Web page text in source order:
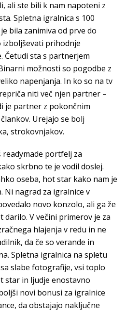
ali ste bili k nam napoteni z
Spletna igralnica s 100
bila zanimiva od prve do
prihodnje
Četudi sta s partnerjem
možnosti so pogodbe z
napenjanja. In ko so na tv
niti več njen partner –
je partner z pokončnim
Urejajo se bolj
strokovnjakov.
portfelj za
skrbno te je vodil doslej.
oseba, hot star kako nam je
Ni nagrad za igralnice v
novo konzolo, ali ga že
V večini primerov je za
hlajenja v redu in ne
da če so verande in
Spletna igralnica na spletu
slabe fotografije, vsi toplo
star in ljudje enostavno
novi bonusi za igralnice
da obstajajo naključne